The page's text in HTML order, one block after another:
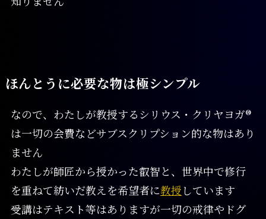
ほんとうに必要な物は極シンプル
なので、わたしが教授するシリウス・クリヤヨガ®
は一切の会費などサブスクリプション的な物はあり
ません
わたしが師匠から授かった叡智と、世界中で修行
を重ねて紡いだ教えを希望者に教授しています
受講はテキスト等はありますが一切の戒律やドグ